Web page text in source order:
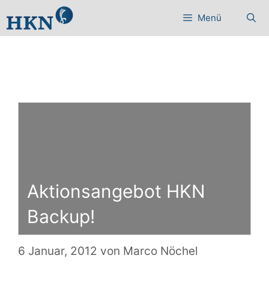
Inhalt
Menü
Aktionsangebot HKN
Backup!
6 Januar, 2012 von Marco Nöchel